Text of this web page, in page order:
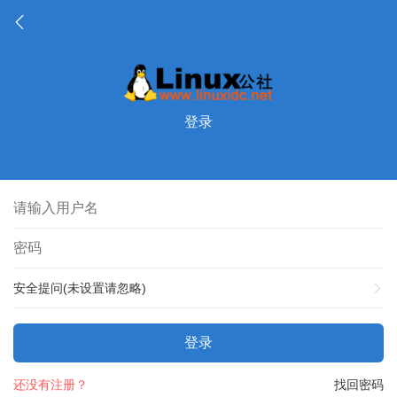
登录
安全提问(未设置请忽略)
登录
找回密码
还没有注册？